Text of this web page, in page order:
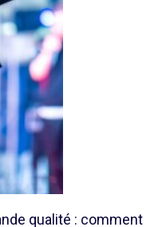
qualité : comment